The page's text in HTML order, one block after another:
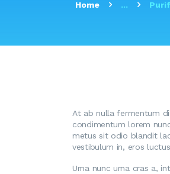
Home ...
At ab nulla fermentum
condimentum lorem
metus sit odio blandit
vestibulum in, eros
Urna nunc urna cras a,